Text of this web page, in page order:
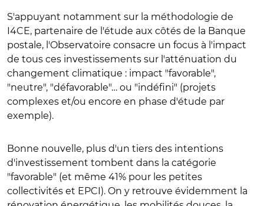
S'appuyant notamment sur la méthodologie de
I4CE, partenaire de l'étude aux côtés de la Banque
postale, l'Observatoire consacre un focus à l'impact
de tous ces investissements sur l'atténuation du
changement climatique : impact "favorable",
"neutre", "défavorable"… ou "indéfini" (projets
complexes et/ou encore en phase d'étude par
exemple).
Bonne nouvelle, plus d'un tiers des intentions
d'investissement tombent dans la catégorie
"favorable" (et même 41% pour les petites
collectivités et EPCI). On y retrouve évidemment la